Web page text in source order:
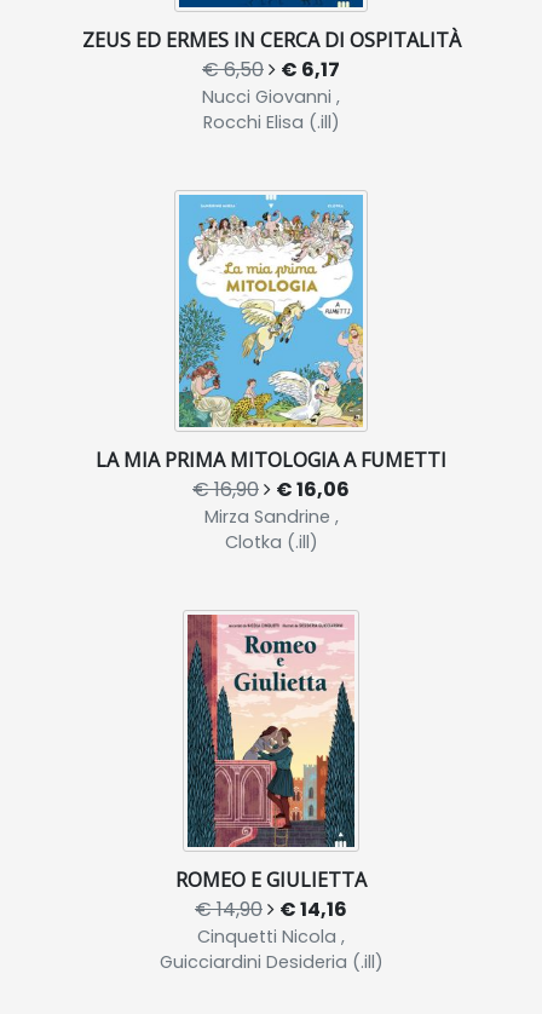
ZEUS ED ERMES IN CERCA DI OSPITALITÀ
€ 6,50 € 6,17
Nucci Giovanni ,
Rocchi Elisa (.ill)
LA MIA PRIMA MITOLOGIA A FUMETTI
€ 16,90 € 16,06
Mirza Sandrine ,
Clotka (.ill)
ROMEO E GIULIETTA
€ 14,90 € 14,16
Cinquetti Nicola ,
Guicciardini Desideria (.ill)